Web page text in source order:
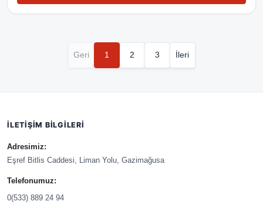
Geri 1 2 3 İleri
İLETIŞIM BILGILERI
Adresimiz:
Eşref Bitlis Caddesi, Liman Yolu, Gazimağusa
Telefonumuz:
0(533) 889 24 94